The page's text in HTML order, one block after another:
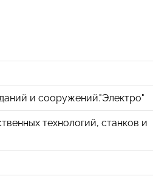
и сооружений."Электро"
технологий, станков и